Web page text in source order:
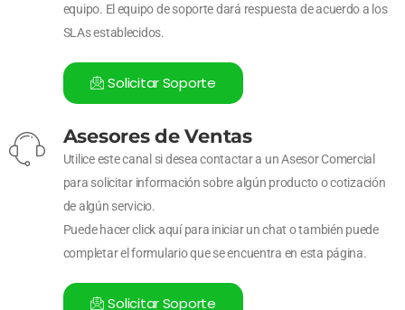
equipo. El equipo de soporte dará respuesta de acuerdo a los
SLAs establecidos.
Solicitar Soporte
Asesores de Ventas
Utilice este canal si desea contactar a un Asesor Comercial
para solicitar información sobre algún producto o cotización
de algún servicio.
Puede hacer click aquí para iniciar un chat o también puede
completar el formulario que se encuentra en esta página.
Solicitar Soporte